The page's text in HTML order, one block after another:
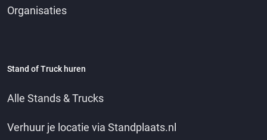
Organisaties
Stand of Truck huren
Alle Stands & Trucks
Verhuur je locatie via Standplaats.nl